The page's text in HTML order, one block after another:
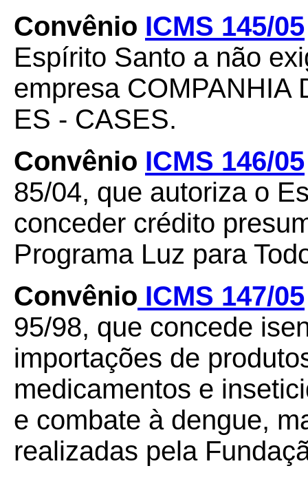
Convênio ICMS 145/05
Espírito Santo a não
empresa COMPANHIA
ES - CASES.
Convênio ICMS 146/05
85/04, que autoriza o
conceder crédito
Programa Luz para
Convênio ICMS 147/05
95/98, que concede
importações de
medicamentos e
e combate à dengue,
realizadas pela